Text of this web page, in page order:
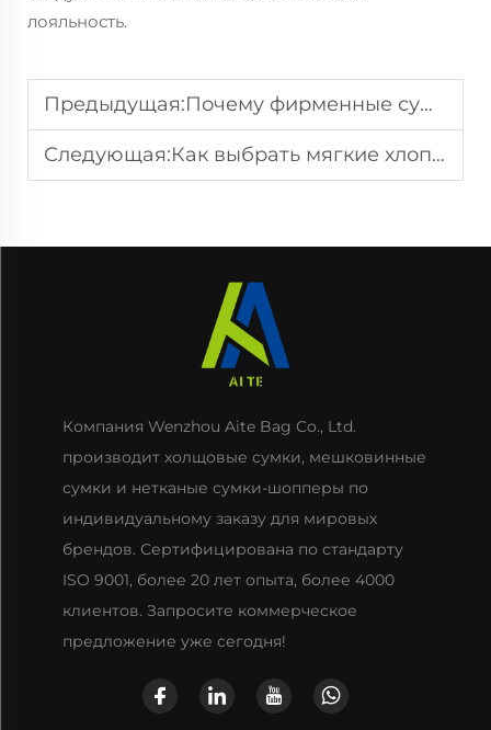
лояльность.
Предыдущая:Почему фирменные сумки-шопперы идеально подходят для сезонных маркетинговых кампаний
Следующая:Как выбрать мягкие хлопковые сумки для продвижения детских товаров
Компания Wenzhou Aite Bag Co., Ltd.
производит холщовые сумки, мешковинные
сумки и нетканые сумки-шопперы по
индивидуальному заказу для мировых
брендов. Сертифицирована по стандарту
ISO 9001, более 20 лет опыта, более 4000
клиентов. Запросите коммерческое
предложение уже сегодня!